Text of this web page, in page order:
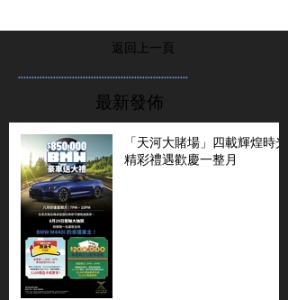
返回上一頁
...............................................................
最新發佈
「天河大賭場」四載輝煌時光
精彩禮遇歡慶一整月